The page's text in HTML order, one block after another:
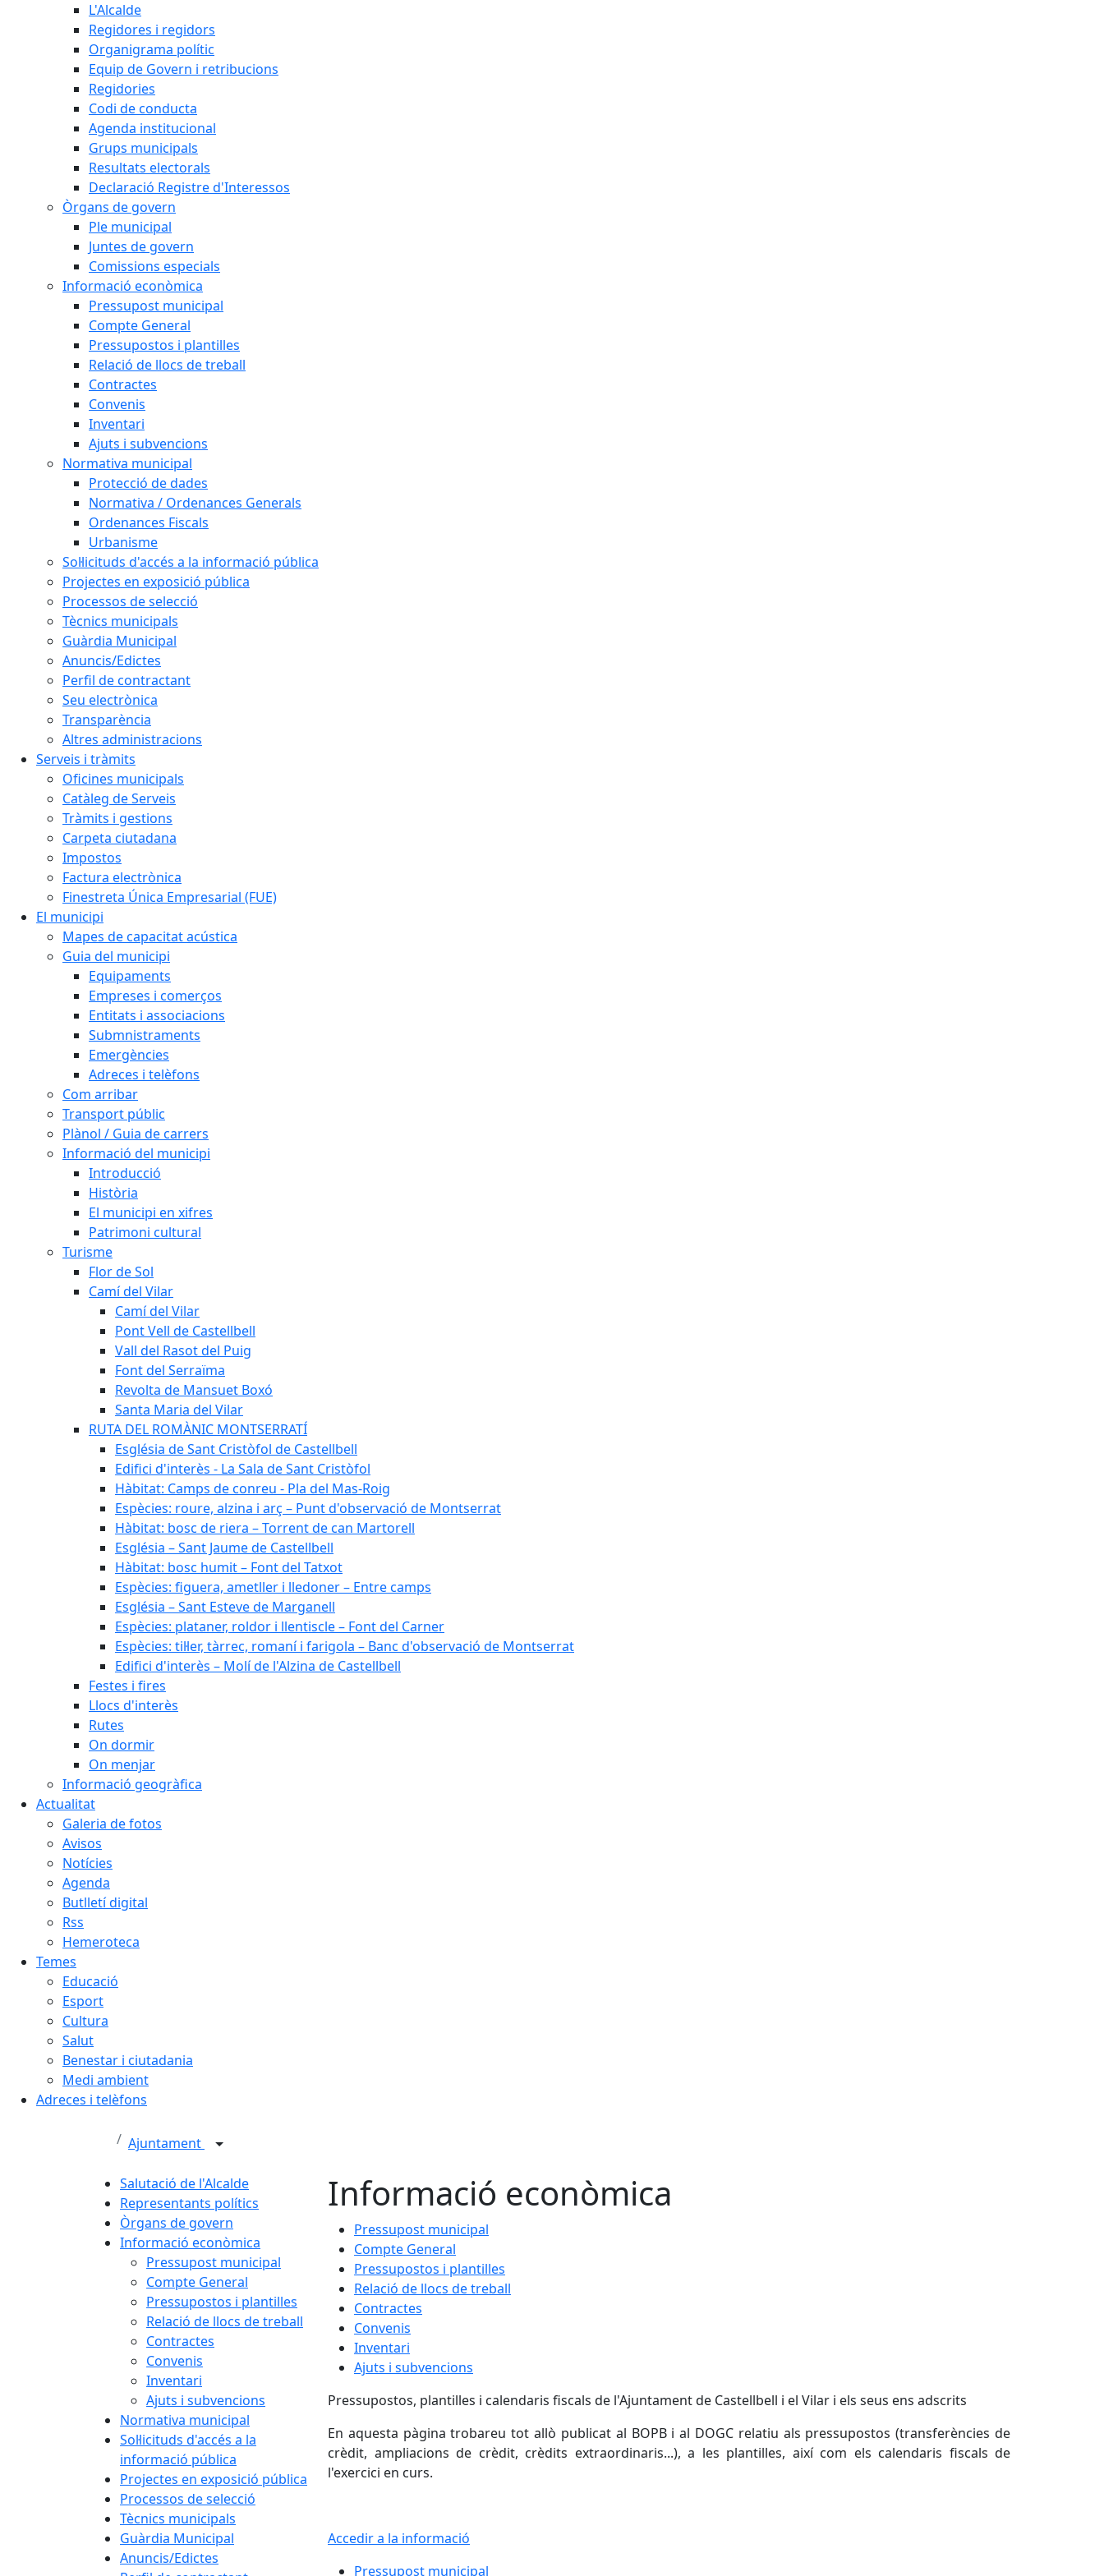
L'Alcalde
Regidores i regidors
Organigrama polític
Equip de Govern i retribucions
Regidories
Codi de conducta
Agenda institucional
Grups municipals
Resultats electorals
Declaració Registre d'Interessos
Òrgans de govern
Ple municipal
Juntes de govern
Comissions especials
Informació econòmica
Pressupost municipal
Compte General
Pressupostos i plantilles
Relació de llocs de treball
Contractes
Convenis
Inventari
Ajuts i subvencions
Normativa municipal
Protecció de dades
Normativa / Ordenances Generals
Ordenances Fiscals
Urbanisme
Sol·licituds d'accés a la informació pública
Projectes en exposició pública
Processos de selecció
Tècnics municipals
Guàrdia Municipal
Anuncis/Edictes
Perfil de contractant
Seu electrònica
Transparència
Altres administracions
Serveis i tràmits
Oficines municipals
Catàleg de Serveis
Tràmits i gestions
Carpeta ciutadana
Impostos
Factura electrònica
Finestreta Única Empresarial (FUE)
El municipi
Mapes de capacitat acústica
Guia del municipi
Equipaments
Empreses i comerços
Entitats i associacions
Submnistraments
Emergències
Adreces i telèfons
Com arribar
Transport públic
Plànol / Guia de carrers
Informació del municipi
Introducció
Història
El municipi en xifres
Patrimoni cultural
Turisme
Flor de Sol
Camí del Vilar
Camí del Vilar
Pont Vell de Castellbell
Vall del Rasot del Puig
Font del Serraïma
Revolta de Mansuet Boxó
Santa Maria del Vilar
RUTA DEL ROMÀNIC MONTSERRATÍ
Església de Sant Cristòfol de Castellbell
Edifici d'interès - La Sala de Sant Cristòfol
Hàbitat: Camps de conreu - Pla del Mas-Roig
Espècies: roure, alzina i arç – Punt d'observació de Montserrat
Hàbitat: bosc de riera – Torrent de can Martorell
Església – Sant Jaume de Castellbell
Hàbitat: bosc humit – Font del Tatxot
Espècies: figuera, ametller i lledoner – Entre camps
Església – Sant Esteve de Marganell
Espècies: plataner, roldor i llentiscle – Font del Carner
Espècies: til·ler, tàrrec, romaní i farigola – Banc d'observació de Montserrat
Edifici d'interès – Molí de l'Alzina de Castellbell
Festes i fires
Llocs d'interès
Rutes
On dormir
On menjar
Informació geogràfica
Actualitat
Galeria de fotos
Avisos
Notícies
Agenda
Butlletí digital
Rss
Hemeroteca
Temes
Educació
Esport
Cultura
Salut
Benestar i ciutadania
Medi ambient
Adreces i telèfons
Ajuntament
Salutació de l'Alcalde
Representants polítics
Òrgans de govern
Informació econòmica
Pressupost municipal
Compte General
Pressupostos i plantilles
Relació de llocs de treball
Contractes
Convenis
Inventari
Ajuts i subvencions
Normativa municipal
Sol·licituds d'accés a la
informació pública
Projectes en exposició pública
Processos de selecció
Tècnics municipals
Guàrdia Municipal
Anuncis/Edictes
Informació econòmica
Pressupost municipal
Compte General
Pressupostos i plantilles
Relació de llocs de treball
Contractes
Convenis
Inventari
Ajuts i subvencions
Pressupostos, plantilles i calendaris fiscals de l'Ajuntament de Castellbell i el Vilar i els seus ens adscrits
En aquesta pàgina trobareu tot allò publicat al BOPB i al DOGC relatiu als pressupostos (transferències de
crèdit, ampliacions de crèdit, crèdits extraordinaris...), a les plantilles, així com els calendaris fiscals de
l'exercici en curs.
Accedir a la informació
Pressupost municipal